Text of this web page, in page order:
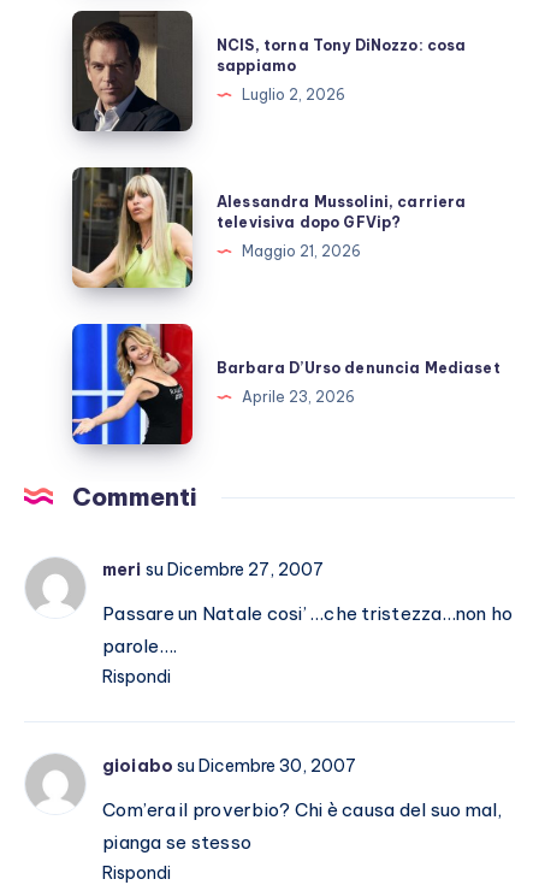
inutili
polemiche
NCIS,
torna
Tony
DiNozzo:
cosa
sappiamo
NCIS, torna Tony DiNozzo: cosa
sappiamo
Luglio 2, 2026
Alessandra
Mussolini,
carriera
televisiva
dopo
GFVip?
Alessandra Mussolini, carriera
televisiva dopo GFVip?
Maggio 21, 2026
Barbara
D’Urso
denuncia
Mediaset
Barbara D’Urso denuncia Mediaset
Aprile 23, 2026
Commenti
meri su Dicembre 27, 2007
Passare un Natale cosi’ …che tristezza…non ho
parole….
Rispondi
gioiabo su Dicembre 30, 2007
Com’era il proverbio? Chi è causa del suo mal,
pianga se stesso
Rispondi